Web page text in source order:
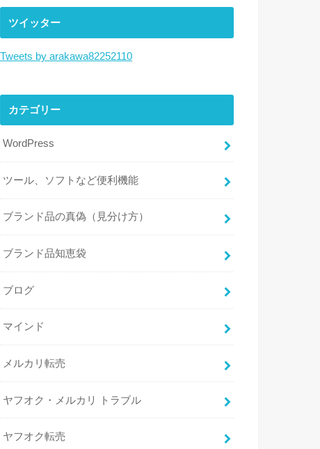
ツイッター
Tweets by arakawa82252110
カテゴリー
WordPress
ツール、ソフトなど便利機能
ブランド品の真偽（見分け方）
ブランド品知恵袋
ブログ
マインド
メルカリ転売
ヤフオク・メルカリ トラブル
ヤフオク転売